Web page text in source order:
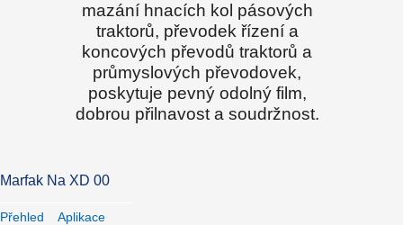
mazání hnacích kol pásových
traktorů, převodek řízení a
koncových převodů traktorů a
průmyslových převodovek,
poskytuje pevný odolný film,
dobrou přilnavost a soudržnost.
Marfak Na XD 00
Přehled Aplikace